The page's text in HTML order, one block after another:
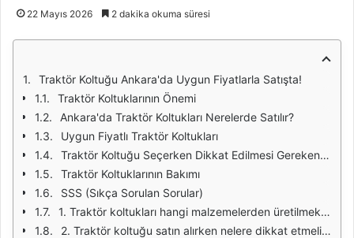
22 Mayıs 2026 2 dakika okuma süresi
Traktör Koltuğu Ankara'da Uygun Fiyatlarla Satışta!
Traktör Koltuklarının Önemi
Ankara'da Traktör Koltukları Nerelerde Satılır?
Uygun Fiyatlı Traktör Koltukları
Traktör Koltuğu Seçerken Dikkat Edilmesi Gerekenler
Traktör Koltuklarının Bakımı
SSS (Sıkça Sorulan Sorular)
1. Traktör koltukları hangi malzemelerden üretilmektedir?
2. Traktör koltuğu satın alırken nelere dikkat etmeliyim?